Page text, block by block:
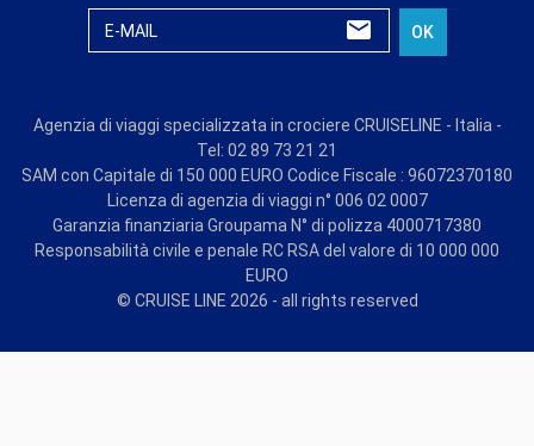
E-MAIL OK
Agenzia di viaggi specializzata in crociere CRUISELINE - Italia -
Tel: 02 89 73 21 21
SAM con Capitale di 150 000 EURO Codice Fiscale : 96072370180
Licenza di agenzia di viaggi n° 006 02 0007
Garanzia finanziaria Groupama N° di polizza 4000717380
Responsabilità civile e penale RC RSA del valore di 10 000 000
EURO
© CRUISE LINE 2026 - all rights reserved